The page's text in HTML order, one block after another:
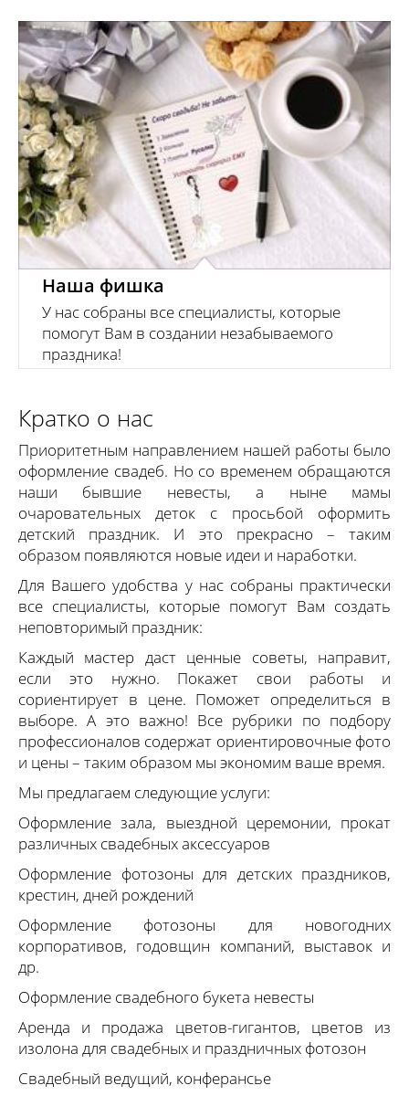
У нас собраны все специалисты, которые помогут
Вам в создании незабываемого праздника!
Наша фишка
У нас собраны все специалисты, которые
помогут Вам в создании незабываемого
праздника!
Кратко о нас
Приоритетным направлением нашей работы было
оформление свадеб. Но со временем обращаются
наши бывшие невесты, а ныне мамы
очаровательных деток с просьбой оформить
детский праздник. И это прекрасно – таким
образом появляются новые идеи и наработки.
Для Вашего удобства у нас собраны практически
все специалисты, которые помогут Вам создать
неповторимый праздник:
Каждый мастер даст ценные советы, направит,
если это нужно. Покажет свои работы и
сориентирует в цене. Поможет определиться в
выборе. А это важно! Все рубрики по подбору
профессионалов содержат ориентировочные фото
и цены – таким образом мы экономим ваше время.
Мы предлагаем следующие услуги:
Оформление зала, выездной церемонии, прокат
различных свадебных аксессуаров
Оформление фотозоны для детских праздников,
крестин, дней рождений
Оформление фотозоны для новогодних
корпоративов, годовщин компаний, выставок и
др.
Оформление свадебного букета невесты
Аренда и продажа цветов-гигантов, цветов из
изолона для свадебных и праздничных фотозон
Свадебный ведущий, конферансье